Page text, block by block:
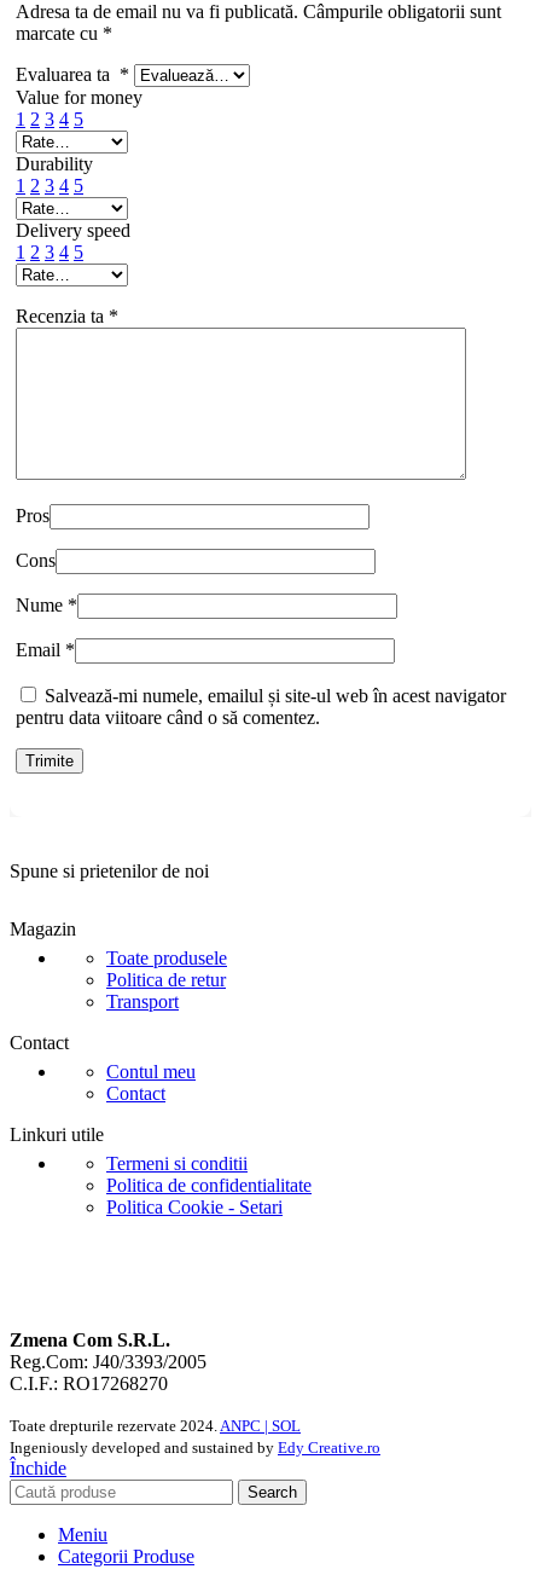
Adresa ta de email nu va fi publicată. Câmpurile obligatorii sunt
marcate cu *
Evaluarea ta *
Value for money
1 2 3 4 5
Durability
1 2 3 4 5
Delivery speed
1 2 3 4 5
Recenzia ta *
Pros
Cons
Nume *
Email *
Salvează-mi numele, emailul și site-ul web în acest navigator
pentru data viitoare când o să comentez.
Spune si prietenilor de noi
Magazin
Toate produsele
Politica de retur
Transport
Contact
Contul meu
Contact
Linkuri utile
Termeni si conditii
Politica de confidentialitate
Politica Cookie - Setari
Zmena Com S.R.L.
Reg.Com: J40/3393/2005
C.I.F.: RO17268270
Toate drepturile rezervate 2024.ANPC | SOL
Ingeniously developed and sustained by Edy Creative.ro
Închide
Search
Meniu
Categorii Produse